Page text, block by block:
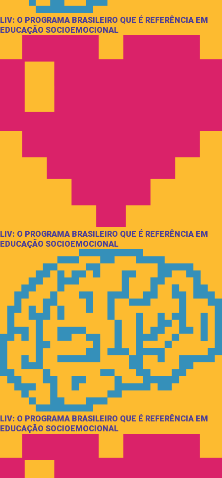
LIV: O PROGRAMA BRASILEIRO QUE É REFERÊNCIA EM
EDUCAÇÃO SOCIOEMOCIONAL
LIV: O PROGRAMA BRASILEIRO QUE É REFERÊNCIA EM
EDUCAÇÃO SOCIOEMOCIONAL
LIV: O PROGRAMA BRASILEIRO QUE É REFERÊNCIA EM
EDUCAÇÃO SOCIOEMOCIONAL